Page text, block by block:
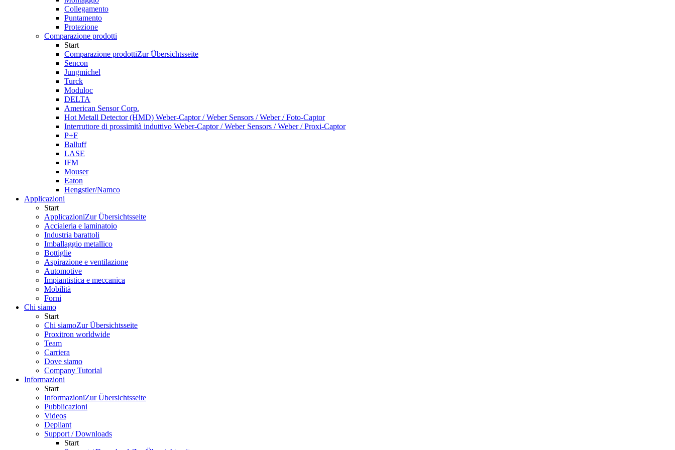
Collegamento
Puntamento
Protezione
Comparazione prodotti
Start
Comparazione prodottiZur Übersichtsseite
Sencon
Jungmichel
Turck
Moduloc
DELTA
American Sensor Corp.
Hot Metall Detector (HMD) Weber-Captor / Weber Sensors / Weber / Foto-Captor
Interruttore di prossimità induttivo Weber-Captor / Weber Sensors / Weber / Proxi-Captor
P+F
Balluff
LASE
IFM
Mouser
Eaton
Hengstler/Namco
Applicazioni
Start
ApplicazioniZur Übersichtsseite
Acciaieria e laminatoio
Industria barattoli
Imballaggio metallico
Bottiglie
Aspirazione e ventilazione
Automotive
Impiantistica e meccanica
Mobilità
Forni
Chi siamo
Start
Chi siamoZur Übersichtsseite
Proxitron worldwide
Team
Carriera
Dove siamo
Company Tutorial
Informazioni
Start
InformazioniZur Übersichtsseite
Pubblicazioni
Videos
Depliant
Support / Downloads
Start